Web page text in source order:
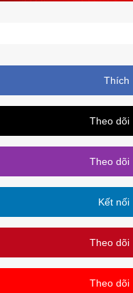
Thích
Theo dõi
Theo dõi
Kết nối
Theo dõi
Theo dõi